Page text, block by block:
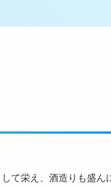
て栄え、酒造りも盛